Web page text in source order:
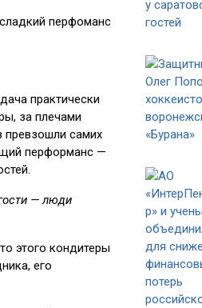
практически
за плечами
превзошли самих
перформанс —
— люди
этого кондитеры
его